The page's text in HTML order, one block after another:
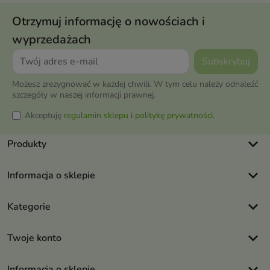
Otrzymuj informację o nowościach i
wyprzedażach
Możesz zrezygnować w każdej chwili. W tym celu należy odnaleźć
szczegóły w naszej informacji prawnej.
Akceptuję regulamin sklepu i politykę prywatności.
Produkty keyboard_arrow_down
Informacja o sklepie keyboard_arrow_down
Kategorie keyboard_arrow_down
Twoje konto keyboard_arrow_down